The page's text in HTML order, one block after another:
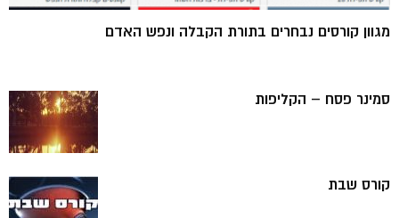
מגוון קורסים נבחרים בתורת הקבלה ונפש האדם
סמינר פסח – הקליפות
קורס שבת